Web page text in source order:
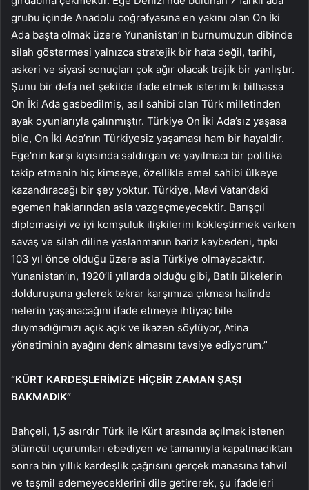
grubu içinde Anadolu coğrafyasına en yakını olan On İki
Ada başta olmak üzere Yunanistan’ın burnumuzun dibinde
silah göstermesi yalnızca stratejik bir hata değil, tarihi,
askeri ve siyasi sonuçları çok ağır olacak trajik bir yanlıştır.
Şunu bir defa net şekilde ifade etmek isterim ki bilhassa
On İki Ada gasbedilmiş, asıl sahibi olan Türk milletinden
ayak oyunlarıyla çalınmıştır. Türkiye On İki Ada’sız yaşasa
bile, On İki Ada’nın Türkiyesiz yaşaması ham bir hayaldir.
Ege’nin karşı kıyısında saldırgan ve yayılmacı bir politika
takip etmenin hiç kimseye, özellikle emel sahibi ülkeye
kazandıracağı bir şey yoktur. Türkiye, Mavi Vatan’daki
egemen haklarından asla vazgeçmeyecektir. Barışçıl
diplomasiyi ve iyi komşuluk ilişkilerini kökleştirmek varken
savaş ve silah diline yaslanmanın bariz kaybedeni, tıpkı
103 yıl önce olduğu üzere asla Türkiye olmayacaktır.
Yunanistan’ın, 1920’li yıllarda olduğu gibi, Batılı ülkelerin
dolduruşuna gelerek tekrar karşımıza çıkması halinde
nelerin yaşanacağını ifade etmeye ihtiyaç bile
duymadığımızı açık açık ve ikazen söylüyor, Atina
yönetiminin ayağını denk almasını tavsiye ediyorum.”
“KÜRT KARDEŞLERİMİZE HİÇBİR ZAMAN ŞAŞI
BAKMADIK”
Bahçeli, 1,5 asırdır Türk ile Kürt arasında açılmak istenen
ölümcül uçurumları ebediyen ve tamamıyla kapatmadıktan
sonra bin yıllık kardeşlik çağrısını gerçek manasına tahvil
ve teşmil edemeyeceklerini dile getirerek, şu ifadeleri